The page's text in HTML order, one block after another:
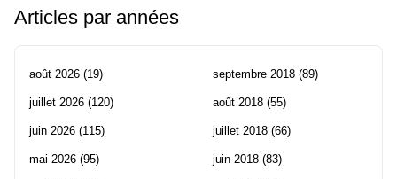
Articles par années
août 2026 (19)
juillet 2026 (120)
juin 2026 (115)
mai 2026 (95)
septembre 2018 (89)
août 2018 (55)
juillet 2018 (66)
juin 2018 (83)